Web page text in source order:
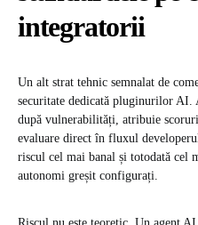
integratorii
Un alt strat tehnic semnalat de
securitate dedicată pluginurilor AI.
după vulnerabilități, atribuie
evaluare direct în fluxul
riscul cel mai banal și totodată cel
autonomi greșit configurați.